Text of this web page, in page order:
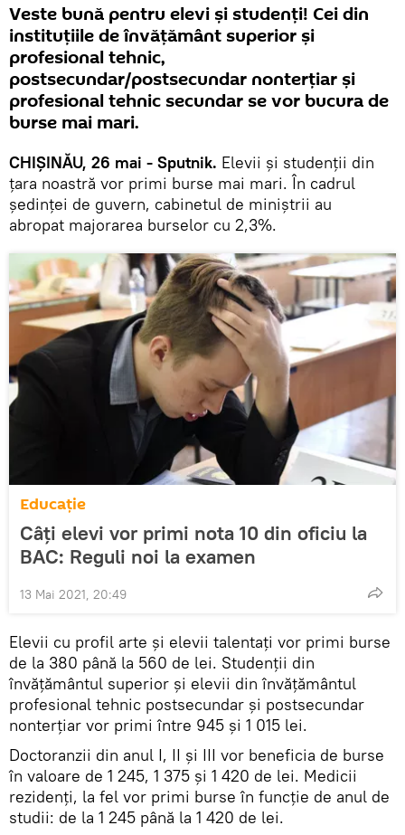
Veste bună pentru elevi și studenți! Cei din
instituțiile de învățământ superior și
profesional tehnic,
postsecundar/postsecundar nonterțiar și
profesional tehnic secundar se vor bucura de
burse mai mari.
CHIȘINĂU, 26 mai - Sputnik. Elevii și studenții din
țara noastră vor primi burse mai mari. În cadrul
ședinței de guvern, cabinetul de miniștrii au
abropat majorarea burselor cu 2,3%.
Educație
Câți elevi vor primi nota 10 din oficiu la
BAC: Reguli noi la examen
13 Mai 2021, 20:49
Elevii cu profil arte și elevii talentați vor primi burse
de la 380 până la 560 de lei. Studenții din
învățământul superior și elevii din învățământul
profesional tehnic postsecundar și postsecundar
nonterţiar vor primi între 945 și 1 015 lei.
Doctoranzii din anul I, II și III vor beneficia de burse
în valoare de 1 245, 1 375 și 1 420 de lei. Medicii
rezidenți, la fel vor primi burse în funcție de anul de
studii: de la 1 245 până la 1 420 de lei.